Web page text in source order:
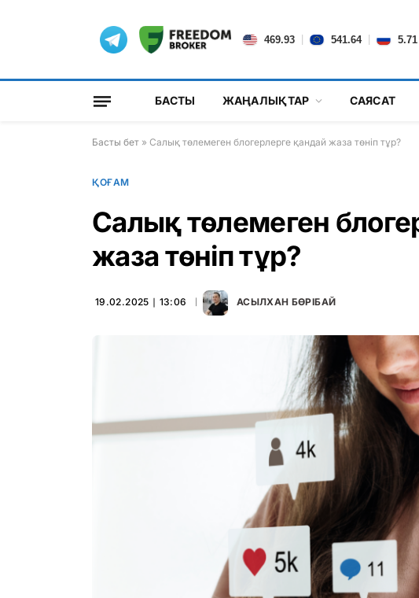
469.93 541.64 5.71
БАСТЫ ЖАҢАЛЫҚТАР САЯСАТ
Басты бет » Салық төлемеген блогерлерге қандай жаза төніп тұр?
ҚОҒАМ
Салық төлемеген
жаза төніп тұр?
19.02.2025 ∣ 13:06 АСЫЛХАН БӨРІБАЙ